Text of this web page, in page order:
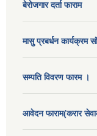
बेरोजगार दर्ता फाराम
मासु प्रबर्धन कार्यक्रम
सम्पति विवरण फारम ।
आवेदन फाराम(करार